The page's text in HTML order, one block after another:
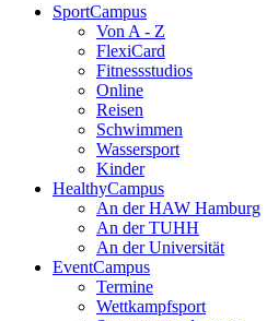
SportCampus
Von A - Z
FlexiCard
Fitnessstudios
Online
Reisen
Schwimmen
Wassersport
Kinder
HealthyCampus
An der HAW Hamburg
An der TUHH
An der Universität
EventCampus
Termine
Wettkampfsport